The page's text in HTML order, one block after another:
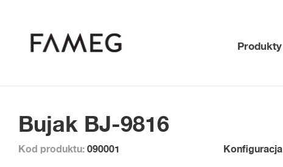
Produkty
Bujak BJ-9816
Kod produktu: 090001 Konfiguracja